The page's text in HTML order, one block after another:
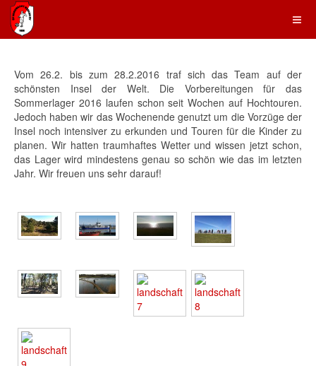
Vom 26.2. bis zum 28.2.2016 traf sich das Team auf der
schönsten Insel der Welt. Die Vorbereitungen für das
Sommerlager 2016 laufen schon seit Wochen auf Hochtouren.
Jedoch haben wir das Wochenende genutzt um die Vorzüge der
Insel noch intensiver zu erkunden und Touren für die Kinder zu
planen. Wir hatten traumhaftes Wetter und wissen jetzt schon,
das Lager wird mindestens genau so schön wie das im letzten
Jahr. Wir freuen uns sehr darauf!